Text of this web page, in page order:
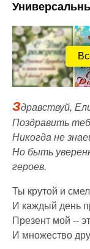
Здравствуй,
Поздравить
Никогда не
Но быть
героев.
Ты крутой и
И каждый день
Презент мой --
И множество